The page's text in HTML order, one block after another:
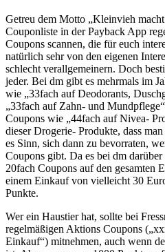
Getreu dem Motto „Kleinvieh
Couponliste in der Payback App
Coupons scannen, die für euch
natürlich sehr von den eigenen
schlecht verallgemeinern. Doch
jeder. Bei dm gibt es mehrmals im
wie „33fach auf Deodorants,
„33fach auf Zahn- und
Coupons wie „44fach auf Nivea-
dieser Drogerie- Produkte, dass
es Sinn, sich dann zu bevorraten,
Coupons gibt. Da es bei dm
20fach Coupons auf den gesamten
einem Einkauf von vielleicht 30
Punkte.
Wer ein Haustier hat, sollte bei
regelmäßigen Aktions Coupons
Einkauf“) mitnehmen, auch wenn